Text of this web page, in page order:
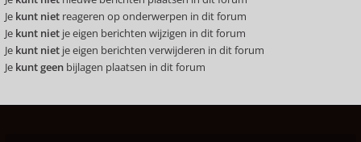
Je kunt niet reageren op onderwerpen in dit forum
Je kunt niet je eigen berichten wijzigen in dit forum
Je kunt niet je eigen berichten verwijderen in dit forum
Je kunt geen bijlagen plaatsen in dit forum